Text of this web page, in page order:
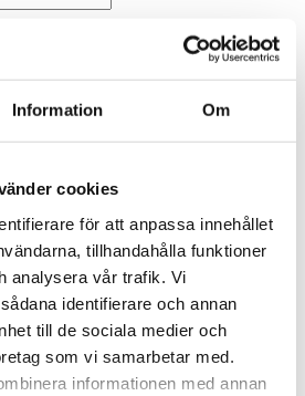
Information Om
cookies
för att anpassa innehållet
tillhandahålla funktioner
analysera vår trafik. Vi
identifierare och annan
till de sociala medier och
som vi samarbetar med.
informationen med annan